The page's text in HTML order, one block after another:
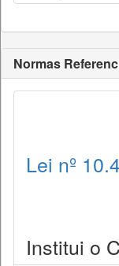
Normas
Lei nº
Institui o